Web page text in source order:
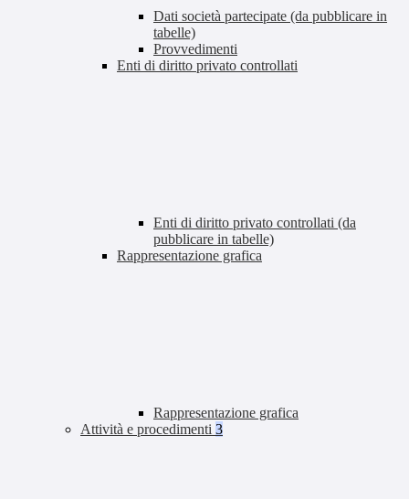
Dati società partecipate (da pubblicare in
tabelle)
Provvedimenti
Enti di diritto privato controllati
Enti di diritto privato controllati (da
pubblicare in tabelle)
Rappresentazione grafica
Rappresentazione grafica
Attività e procedimenti 3